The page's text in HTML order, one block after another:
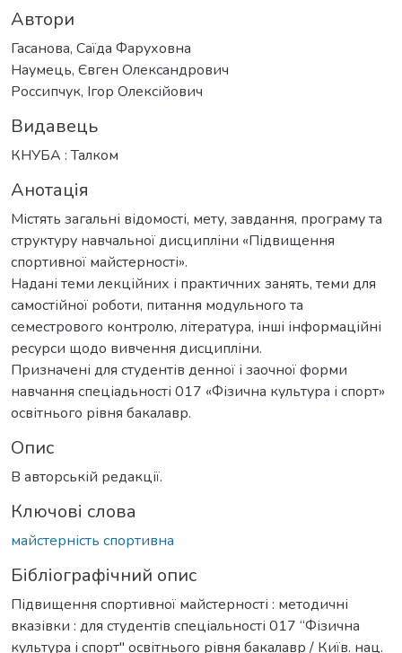
Автори
Гасанова, Саїда Фаруховна
Наумець, Євген Олександрович
Россипчук, Ігор Олексійович
Видавець
КНУБА : Талком
Анотація
Містять загальні відомості, мету, завдання, програму та
структуру навчальної дисципліни «Підвищення
спортивної майстерності».
Надані теми лекційних і практичних занять, теми для
самостійної роботи, питання модульного та
семестрового контролю, література, інші інформаційні
ресурси щодо вивчення дисципліни.
Призначені для студентів денної і заочної форми
навчання спеціадьності 017 «Фізична культура і спорт»
освітнього рівня бакалавр.
Опис
В авторській редакції.
Ключові слова
майстерність спортивна
Бібліографічний опис
Підвищення спортивної майстерності : методичні
вказівки : для студентів спеціальності 017 “Фізична
культура і спорт" освітнього рівня бакалавр / Київ. нац.